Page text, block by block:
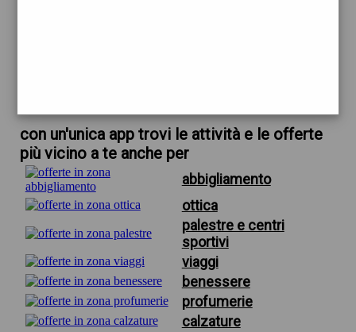
con un'unica app trovi le attività e le offerte
più vicino a te anche per
abbigliamento
ottica
palestre e centri
sportivi
viaggi
benessere
profumerie
calzature